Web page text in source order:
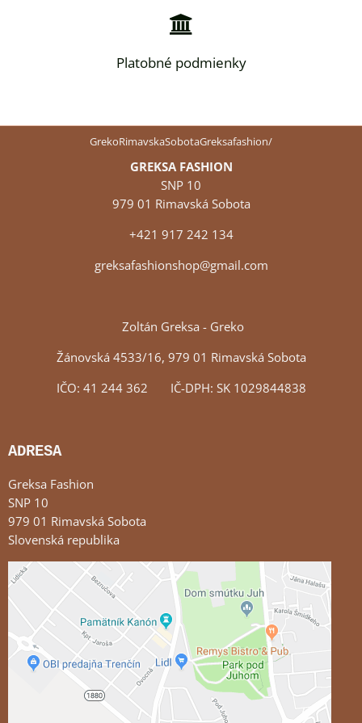
Platobné podmienky
GrekoRimavskaSobotaGreksafashion/
GREKSA FASHION
SNP 10
979 01 Rimavská Sobota
+421 917 242 134
greksafashionshop@gmail.com
Zoltán Greksa - Greko
Žánovská 4533/16, 979 01 Rimavská Sobota
IČO: 41 244 362 IČ-DPH: SK 1029844838
ADRESA
Greksa Fashion
SNP 10
979 01 Rimavská Sobota
Slovenská republika
Externý obsah je blokovaný Voľbami súkromia
Prajete si načítať externý obsah?
Povoliť tentokrát